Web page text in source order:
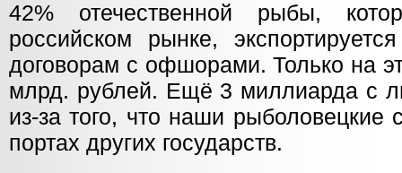
42% отечественной рыбы,
российском рынке,
договорам с офшорами. Только на
млрд. рублей. Ещё 3 миллиарда с
из-за того, что наши рыболовецкие
портах других государств.